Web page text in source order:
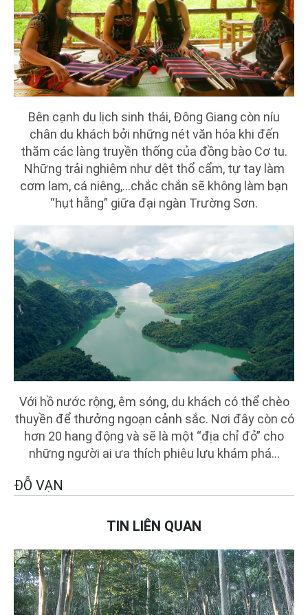
Bên cạnh du lịch sinh thái, Đông Giang còn níu
chân du khách bởi những nét văn hóa khi đến
thăm các làng truyền thống của đồng bào Cơ tu.
Những trải nghiệm như dệt thổ cẩm, tự tay làm
cơm lam, cá niêng,...chắc chắn sẽ không làm bạn
“hụt hẫng” giữa đại ngàn Trường Sơn.
Với hồ nước rộng, êm sóng, du khách có thể chèo
thuyền để thưởng ngoạn cảnh sắc. Nơi đây còn có
hơn 20 hang động và sẽ là một “địa chỉ đỏ” cho
những người ai ưa thích phiêu lưu khám phá...
ĐỖ VẠN
TIN LIÊN QUAN